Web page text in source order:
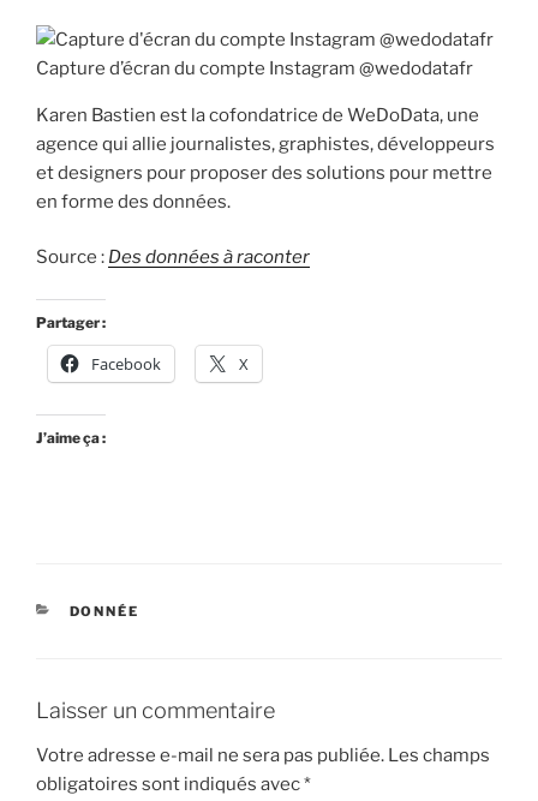
Capture d’écran du compte Instagram @wedodatafr
Karen Bastien est la cofondatrice de WeDoData, une
agence qui allie journalistes, graphistes, développeurs
et designers pour proposer des solutions pour mettre
en forme des données.
Source : Des données à raconter
Partager :
Facebook X
J’aime ça :
CATÉGORIES
DONNÉE
Laisser un commentaire
Votre adresse e-mail ne sera pas publiée. Les champs
obligatoires sont indiqués avec*